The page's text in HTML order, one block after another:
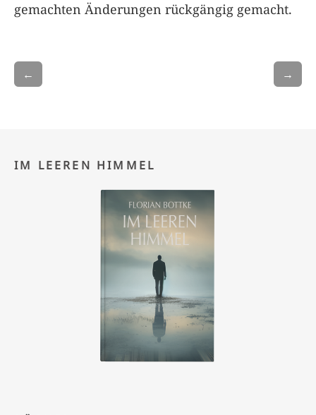
gemachten Änderungen rückgängig gemacht.
← →
IM LEEREN HIMMEL